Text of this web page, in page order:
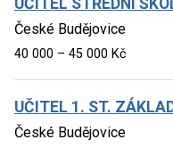
České Budějovice
40 000 – 45 000 Kč
UČITEL 1. ST.
České Budějovice